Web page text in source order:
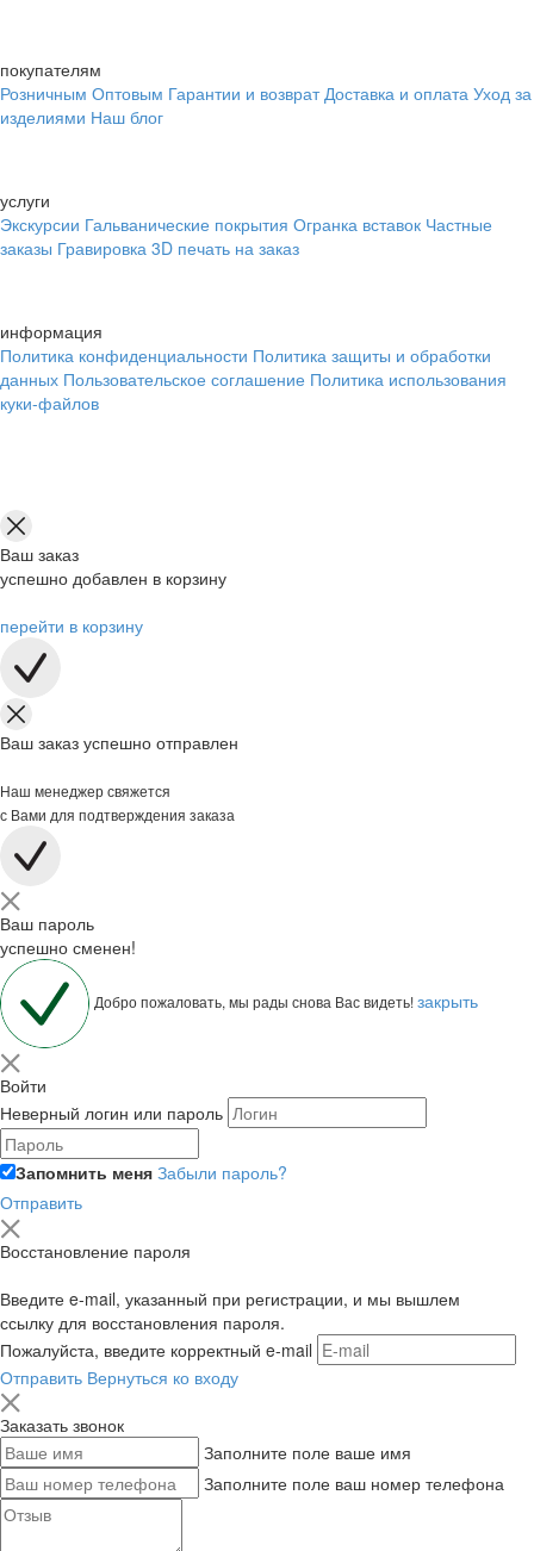
покупателям
Розничным Оптовым Гарантии и возврат Доставка и оплата Уход за
изделиями Наш блог
услуги
Экскурсии Гальванические покрытия Огранка вставок Частные
заказы Гравировка 3D печать на заказ
информация
Политика конфиденциальности Политика защиты и обработки
данных Пользовательское соглашение Политика использования
куки-файлов
Ваш заказ
успешно добавлен в корзину
перейти в корзину
Ваш заказ успешно отправлен
Наш менеджер свяжется
с Вами для подтверждения заказа
Ваш пароль
успешно сменен!
Добро пожаловать, мы рады снова Вас видеть!закрыть
Войти
Неверный логин или пароль
Запомнить меня Забыли пароль?
Отправить
Восстановление пароля
Введите e-mail, указанный при регистрации, и мы вышлем
ссылку для восстановления пароля.
Пожалуйста, введите корректный e-mail
Отправить Вернуться ко входу
Заказать звонок
Заполните поле ваше имя
Заполните поле ваш номер телефона